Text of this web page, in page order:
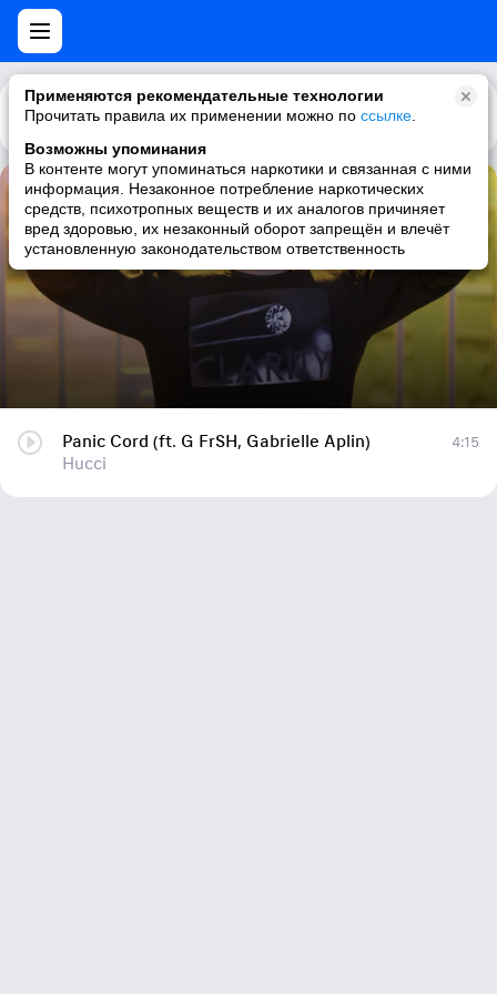
Применяются рекомендательные технологии
Прочитать правила их применении можно по ссылке
Возможны упоминания
В контенте могут упоминаться наркотики и связанная с ними
информация. Незаконное потребление наркотических
средств, психотропных веществ и их аналогов причиняет
вред здоровью, их незаконный оборот запрещён и влечёт
установленную законодательством ответственность
Каталог Рекомендации
Panic Cord (ft. G FrSH, Gabrielle Aplin)
Hucci
Panic Cord (ft. G FrSH, Gabrielle Aplin)
Hucci
4:15